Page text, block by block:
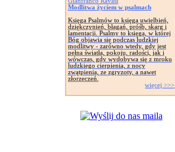
Modlitwa życiem w psalmach
Księga Psalmów to księga uwielbień,
dziękczynień, błagań, próśb, skarg i
lamentacji. Psalmy to księga, w której
Bóg objawia się podczas ludzkiej
modlitwy - zarówno wtedy, gdy jest
pełna światła, pokoju, radości, jak i
wówczas, gdy wydobywa się z mroku
ludzkiego cierpienia, z nocy
zwątpienia, ze zgryzoty, a nawet
złorzeczeń.
więcej >>>